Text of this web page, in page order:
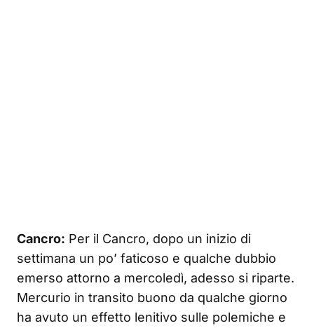
Cancro: Per il Cancro, dopo un inizio di
settimana un po’ faticoso e qualche dubbio
emerso attorno a mercoledì, adesso si riparte.
Mercurio in transito buono da qualche giorno
ha avuto un effetto lenitivo sulle polemiche e